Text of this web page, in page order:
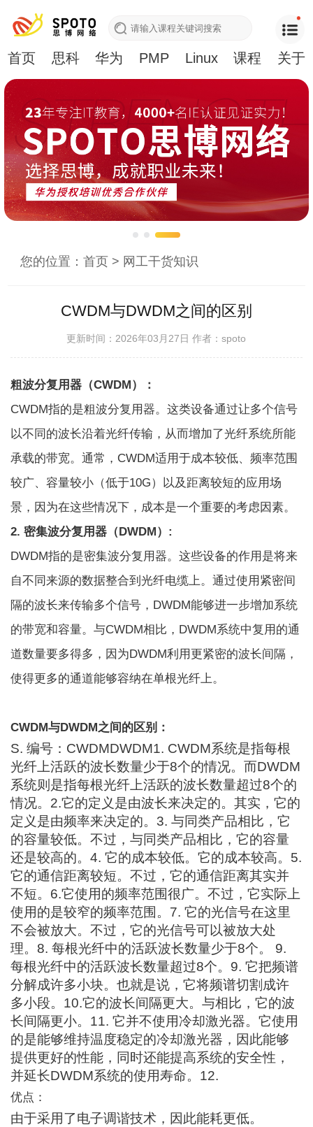
首页 思科 华为 PMP Linux 课程 关于
您的位置：首页 > 网工干货知识
CWDM与DWDM之间的区别
更新时间：2026年03月27日作者：spoto
粗波分复用器（CWDM）：
CWDM指的是粗波分复用器。这类设备通过让多个信号
以不同的波长沿着光纤传输，从而增加了光纤系统所能
承载的带宽。通常，CWDM适用于成本较低、频率范围
较广、容量较小（低于10G）以及距离较短的应用场
景，因为在这些情况下，成本是一个重要的考虑因素。
2.密集波分复用器（DWDM） :
DWDM指的是密集波分复用器。这些设备的作用是将来
自不同来源的数据整合到光纤电缆上。通过使用紧密间
隔的波长来传输多个信号，DWDM能够进一步增加系统
的带宽和容量。与CWDM相比，DWDM系统中复用的通
道数量要多得多，因为DWDM利用更紧密的波长间隔，
使得更多的通道能够容纳在单根光纤上。
CWDM与DWDM之间的区别：
S. 编号：CWDMDWDM1. CWDM系统是指每根
光纤上活跃的波长数量少于8个的情况。而DWDM
系统则是指每根光纤上活跃的波长数量超过8个的
情况。2.它的定义是由波长来决定的。其实，它的
定义是由频率来决定的。3. 与同类产品相比，它
的容量较低。不过，与同类产品相比，它的容量
还是较高的。4. 它的成本较低。它的成本较高。5.
它的通信距离较短。不过，它的通信距离其实并
不短。6.它使用的频率范围很广。不过，它实际上
使用的是较窄的频率范围。7. 它的光信号在这里
不会被放大。不过，它的光信号可以被放大处
理。8. 每根光纤中的活跃波长数量少于8个。 9.
每根光纤中的活跃波长数量超过8个。9. 它把频谱
分解成许多小块。也就是说，它将频谱切割成许
多小段。10.它的波长间隔更大。与相比，它的波
长间隔更小。11. 它并不使用冷却激光器。它使用
的是能够维持温度稳定的冷却激光器，因此能够
提供更好的性能，同时还能提高系统的安全性，
并延长DWDM系统的使用寿命。12.
优点：
由于采用了电子调谐技术，因此能耗更低。